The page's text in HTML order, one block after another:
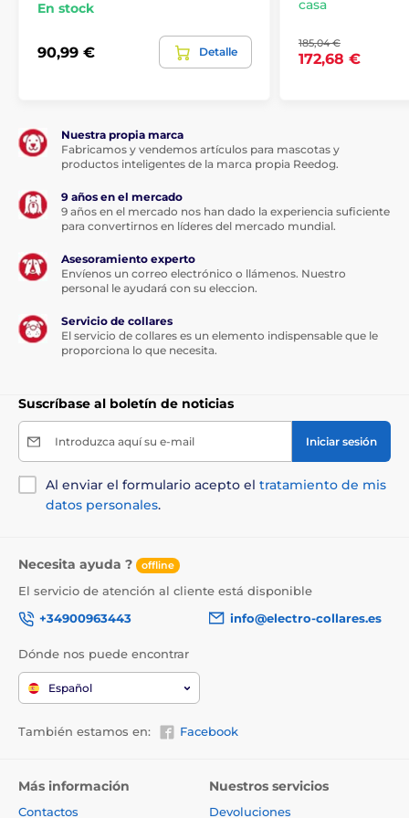
Ventajas
El dispositivo de ultrasonidos más potente y eficaz
Apto para todas las razas de perros
Se puede fijar a un árbol o a una pared
Mando a distancia
Se puede usar para varios perros a la vez
3 niveles de intensidad
Desventajas
Precio de compra más elevado
La corrección por ultrasonidos puede no funcionar
con todos los perros
No es adecuado para cachorros menores de un año
En stock
90,99 € Detalle
casa
185,04 €
172,68 €
Nuestra propia marca
Fabricamos y vendemos artículos para mascotas y
productos inteligentes de la marca propia Reedog.
9 años en el mercado
9 años en el mercado nos han dado la experiencia suficiente
para convertirnos en líderes del mercado mundial.
Asesoramiento experto
Envíenos un correo electrónico o llámenos. Nuestro
personal le ayudará con su eleccion.
Servicio de collares
El servicio de collares es un elemento indispensable que le
proporciona lo que necesita.
Suscríbase al boletín de noticias
Introduzca aquí su e-mail Iniciar sesión
Al enviar el formulario acepto el tratamiento de mis
datos personales.
Necesita ayuda ? offline
El servicio de atención al cliente está disponible
+34900963443
info@electro-collares.es
Dónde nos puede encontrar
Español
También estamos en: Facebook
Más información
Contactos
Nuestros servicios
Devoluciones